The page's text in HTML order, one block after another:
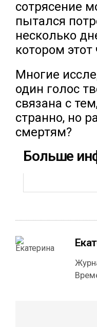
сотрясение
пытался
несколько
котором
Многие
один голос
связана с
странно, но
смертям?
Больше